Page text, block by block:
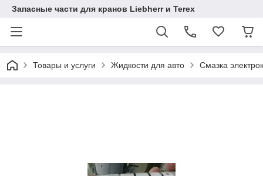
Запасные части для кранов Liebherr и Terex
Товары и услуги Жидкости для авто Смазка